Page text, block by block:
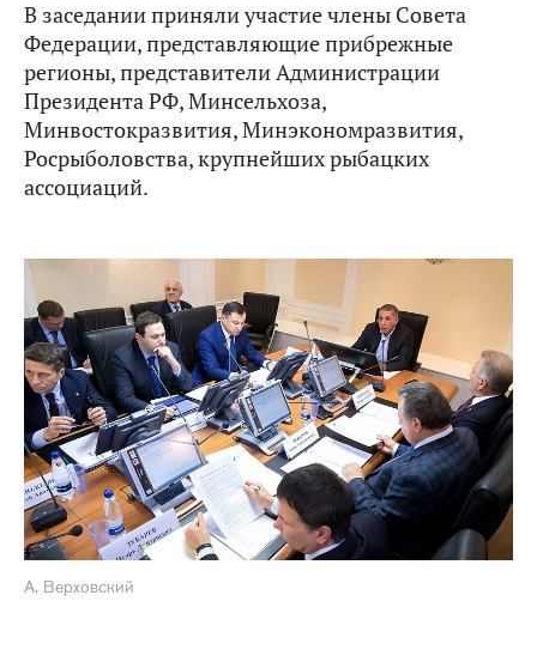
В заседании приняли участие члены Совета
Федерации, представляющие прибрежные
регионы, представители Администрации
Президента РФ, Минсельхоза,
Минвостокразвития, Минэкономразвития,
Росрыболовства, крупнейших рыбацких
ассоциаций.
А. Верховский